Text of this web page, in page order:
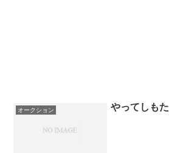
オークション やってしもた